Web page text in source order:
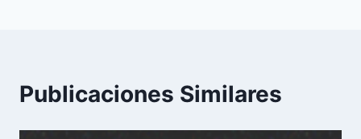
Publicaciones Similares